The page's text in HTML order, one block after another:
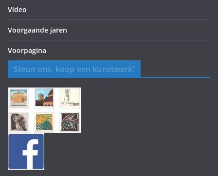
Video
Voorgaande jaren
Voorpagina
Steun ons, koop een kunstwerk!